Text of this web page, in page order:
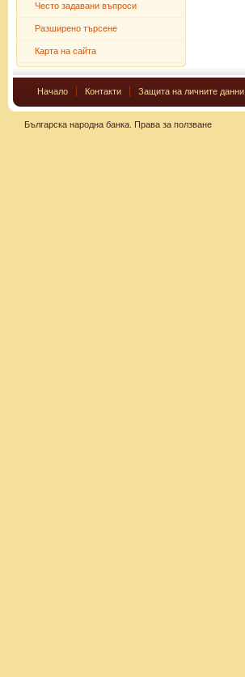
Често задавани въпроси
Разширено търсене
Карта на сайта
Начало Контакти Защита на личните данни
Българска народна банка. Права за ползване